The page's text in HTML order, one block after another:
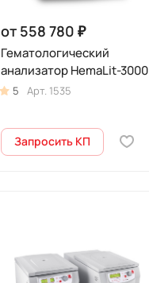
от 558 780 ₽
Гематологический
анализатор HemaLit-3000
5 Арт. 1535
Запросить КП